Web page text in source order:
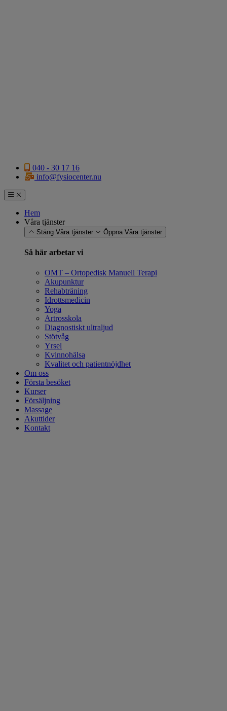
040 - 30 17 16
info@fysiocenter.nu
Hem
Våra tjänster
Stäng Våra tjänster Öppna Våra tjänster
Så här arbetar vi
OMT – Ortopedisk Manuell Terapi
Akupunktur
Rehabträning
Idrottsmedicin
Yoga
Artrosskola
Diagnostiskt ultraljud
Stötvåg
Yrsel
Kvinnohälsa
Kvalitet och patientnöjdhet
Om oss
Första besöket
Kurser
Försäljning
Massage
Akuttider
Kontakt